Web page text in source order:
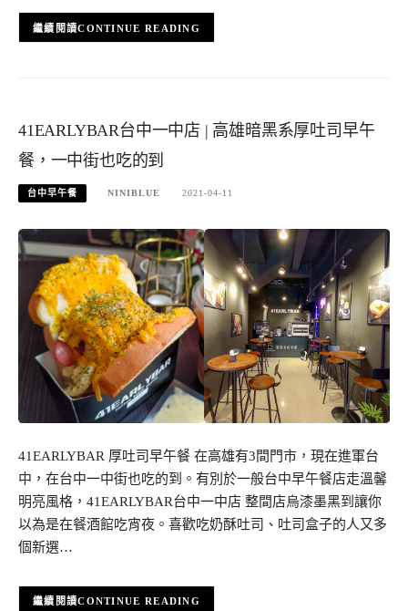
CONTINUE READING
41EARLYBAR台中一中店 | 高雄暗黑系厚吐司早午
餐，一中街也吃的到
台中早午餐 NINIBLUE 2021-04-11
41EARLYBAR 厚吐司早午餐 在高雄有3間門市，現在進軍台
中，在台中一中街也吃的到。有別於一般台中早午餐店走溫馨
明亮風格，41EARLYBAR台中一中店 整間店烏漆墨黑到讓你
以為是在餐酒館吃宵夜。喜歡吃奶酥吐司、吐司盒子的人又多
個新選…
CONTINUE READING